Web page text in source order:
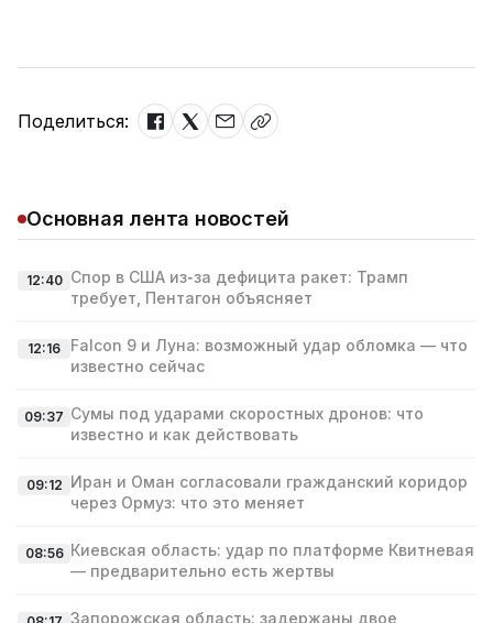
Поделиться:
Основная лента новостей
12:40 Спор в США из‑за дефицита ракет: Трамп
требует, Пентагон объясняет
12:16
Falcon 9 и Луна: возможный удар обломка — что
известно сейчас
09:37 Сумы под ударами скоростных дронов: что
известно и как действовать
09:12 Иран и Оман согласовали гражданский коридор
через Ормуз: что это меняет
08:56 Киевская область: удар по платформе Квитневая
— предварительно есть жертвы
Запорожская область: задержаны двое